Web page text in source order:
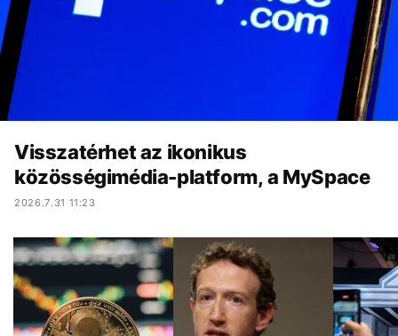
Visszatérhet az ikonikus
közösségimédia-platform, a MySpace
2026.7.31 11:23